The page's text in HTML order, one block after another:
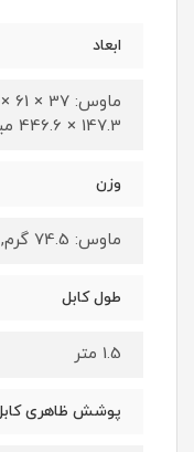
ابعاد
147.3 × 446.6 میلی متر
وزن
ماوس: 74.5 گرم, کیبورد: 520 گرم
طول کابل
1.5 متر
پوشش ظاهری